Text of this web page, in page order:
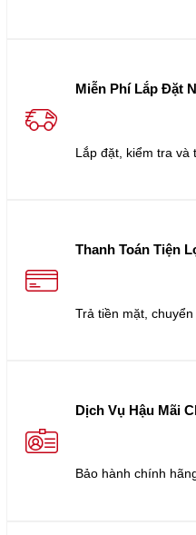
Miễn Phí Lắp Đặt
Lắp đặt, kiểm tra và
Thanh Toán Tiện
Trả tiền mặt,
Dịch Vụ Hậu Mãi
Bảo hành chính